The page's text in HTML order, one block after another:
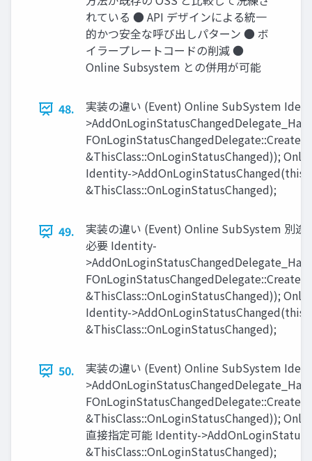
れている ● API デザインによる統一
的かつ安全な呼び出しパターン ● ボ
イラープレートコードの削減 ●
Online Subsystem との併用が可能
48.
実装の違い (Event) Online SubSystem
&ThisClass::OnLoginStatusChanged));
Identity->AddOnLoginStatusChanged(this,
&ThisClass::OnLoginStatusChanged);
49.
実装の違い (Event) Online SubSystem 別途
必要 Identity-
&ThisClass::OnLoginStatusChanged));
Identity->AddOnLoginStatusChanged(this,
&ThisClass::OnLoginStatusChanged);
50.
実装の違い (Event) Online SubSystem
&ThisClass::OnLoginStatusChanged));
直接指定可能 Identity-
&ThisClass::OnLoginStatusChanged);